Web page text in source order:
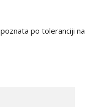
poznata po toleranciji na